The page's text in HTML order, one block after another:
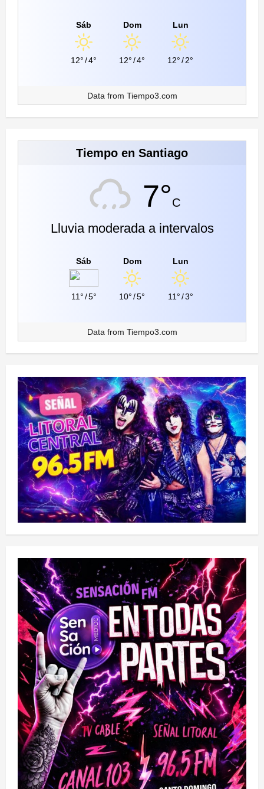
Sáb
12°/4°
Dom
12°/4°
Lun
12°/2°
Data from Tiempo3.com
Tiempo en Santiago
7°C
Lluvia moderada a intervalos
Sáb
11°/5°
Dom
10°/5°
Lun
11°/3°
Data from Tiempo3.com